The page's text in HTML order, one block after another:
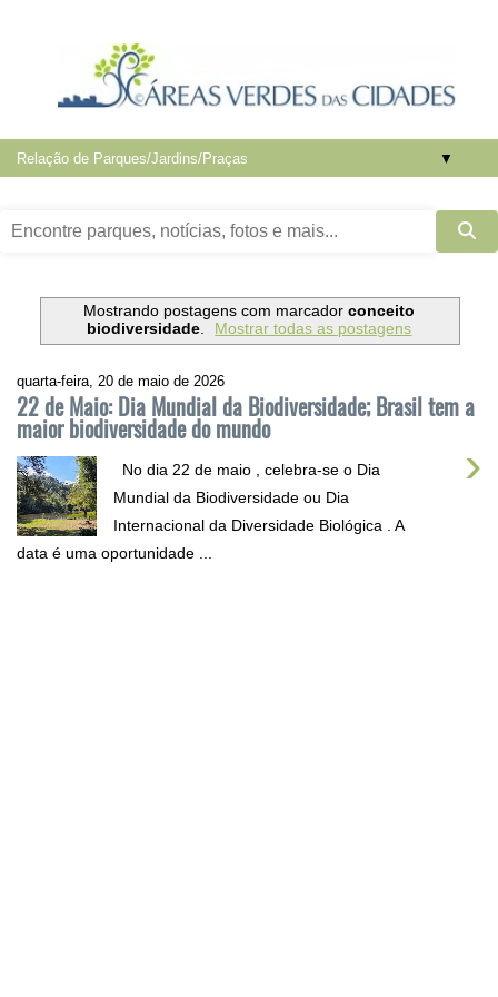
▼
Mostrando postagens com marcador conceito
biodiversidade. Mostrar todas as postagens
quarta-feira, 20 de maio de 2026
22 de Maio: Dia Mundial da Biodiversidade; Brasil tem a
maior biodiversidade do mundo
›
No dia 22 de maio , celebra-se o Dia
Mundial da Biodiversidade ou Dia
Internacional da Diversidade Biológica . A
data é uma oportunidade ...